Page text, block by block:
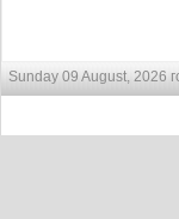
Sunday 09 August, 2026